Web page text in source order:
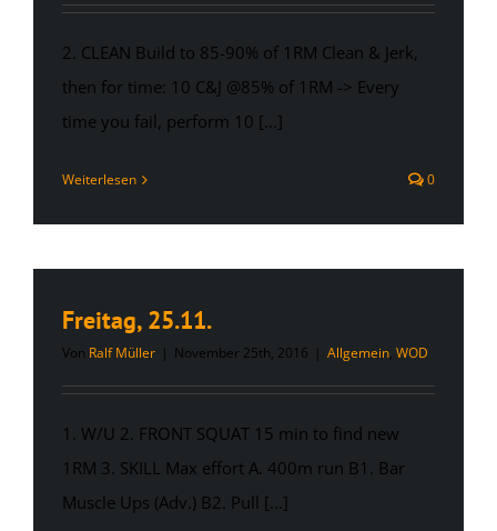
2. CLEAN Build to 85-90% of 1RM Clean & Jerk,
then for time: 10 C&J @85% of 1RM -> Every
time you fail, perform 10 [...]
Weiterlesen 0
Freitag, 25.11.
Von Ralf Müller | November 25th, 2016 | Allgemein, WOD
1. W/U 2. FRONT SQUAT 15 min to find new
1RM 3. SKILL Max effort A. 400m run B1. Bar
Muscle Ups (Adv.) B2. Pull [...]